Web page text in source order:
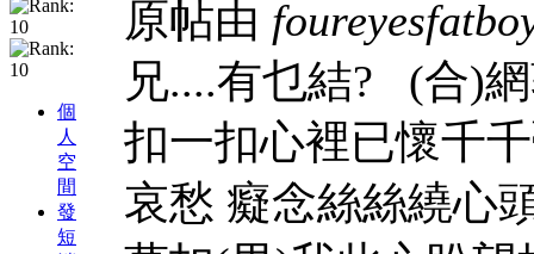
個
人
空
間
發
短
原帖由
兄....有乜結? (合)
扣一扣心裡已懷千
哀愁 癡念絲絲繞心